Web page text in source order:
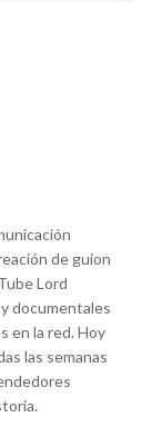
de guion
Lord
documentales
en la red. Hoy
las semanas